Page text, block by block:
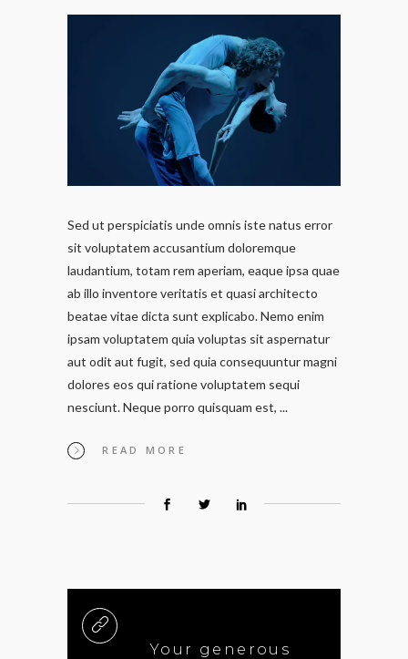
Sed ut perspiciatis unde omnis iste natus error
sit voluptatem accusantium doloremque
laudantium, totam rem aperiam, eaque ipsa quae
ab illo inventore veritatis et quasi architecto
beatae vitae dicta sunt explicabo. Nemo enim
ipsam voluptatem quia voluptas sit aspernatur
aut odit aut fugit, sed quia consequuntur magni
dolores eos qui ratione voluptatem sequi
nesciunt. Neque porro quisquam est,
READ MORE
Your generous